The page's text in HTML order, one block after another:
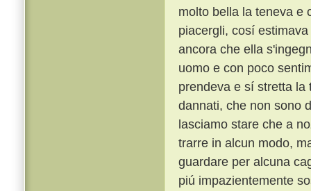
molto bella la teneva e
piacergli, cosí
ancora che ella
uomo e con poco
prendeva e sí stretta la
dannati, che non sono
lasciamo stare che a
trarre in alcun modo,
guardare per alcuna
piú impazientemente